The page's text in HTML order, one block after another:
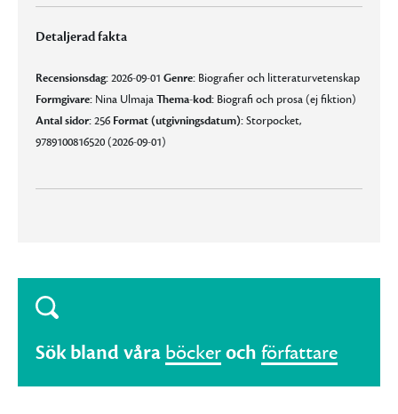
Detaljerad fakta
Recensionsdag:2026-09-01 Genre: Biografier och litteraturvetenskap
Formgivare: Nina UlmajaThema-kod: Biografi och prosa (ej fiktion)
Antal sidor:256 Format (utgivningsdatum):Storpocket,
9789100816520 (2026-09-01)
Sök bland våra böckeroch författare